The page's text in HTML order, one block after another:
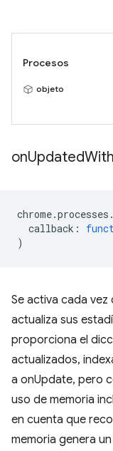
Procesos
objeto
onUpdatedWith
chrome.processes .
callback :
)
Se activa cada
actualiza sus
proporciona el
actualizados,
a onUpdate, pero
uso de memoria
en cuenta que
memoria genera